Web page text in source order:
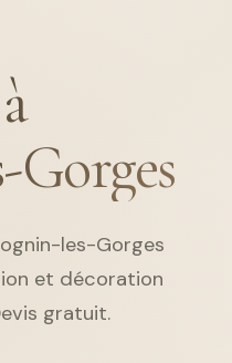
les-Gorges
et décoration
gratuit.